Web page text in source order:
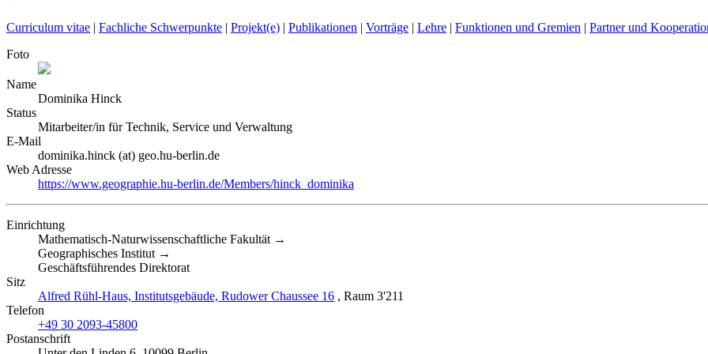
Curriculum vitae | Fachliche Schwerpunkte | Projekt(e) | Publikationen | Vorträge | Lehre | Funktionen und Gremien | Partner und
Foto
Name
Dominika Hinck
Status
Mitarbeiter/in für Technik, Service und Verwaltung
E-Mail
dominika.hinck (at) geo.hu-berlin.de
Web Adresse
https://www.geographie.hu-berlin.de/Members/hinck_dominika
Einrichtung
Mathematisch-Naturwissenschaftliche Fakultät →
Geographisches Institut →
Geschäftsführendes Direktorat
Sitz
Alfred Rühl-Haus, Institutsgebäude, Rudower Chaussee 16 , Raum 3'211
Telefon
+49 30 2093-45800
Postanschrift